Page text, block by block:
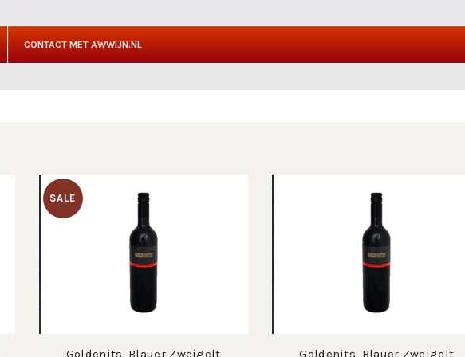
CONTACT MET AWWIJN.NL
SALE
Goldenits: Blauer Zweigelt Goldenits: Blauer Zweigelt